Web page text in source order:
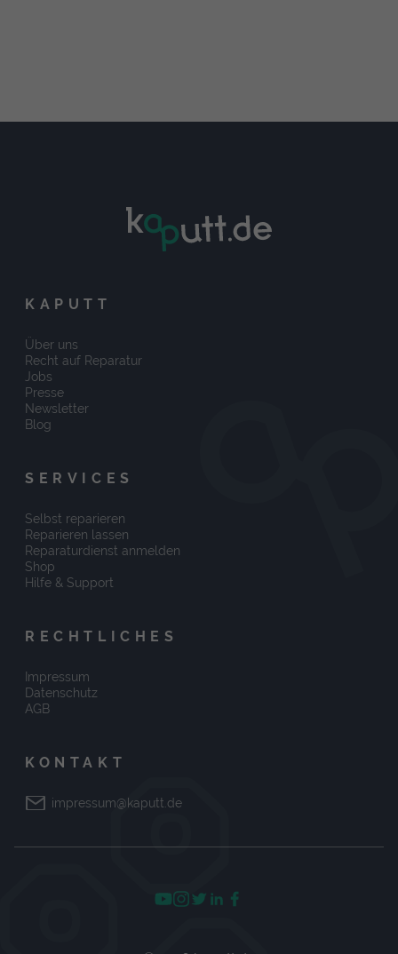
KAPUTT
Über uns
Recht auf Reparatur
Jobs
Presse
Newsletter
Blog
SERVICES
Selbst reparieren
Reparieren lassen
Reparaturdienst anmelden
Shop
Hilfe & Support
RECHTLICHES
Impressum
Datenschutz
AGB
KONTAKT
impressum@kaputt.de